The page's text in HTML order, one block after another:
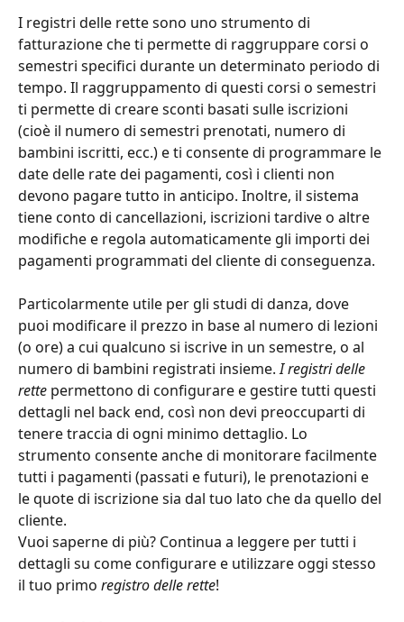
I registri delle rette sono uno strumento di
fatturazione che ti permette di raggruppare corsi o
semestri specifici durante un determinato periodo di
tempo. Il raggruppamento di questi corsi o semestri
ti permette di creare sconti basati sulle iscrizioni
(cioè il numero di semestri prenotati, numero di
bambini iscritti, ecc.) e ti consente di programmare le
date delle rate dei pagamenti, così i clienti non
devono pagare tutto in anticipo. Inoltre, il sistema
tiene conto di cancellazioni, iscrizioni tardive o altre
modifiche e regola automaticamente gli importi dei
pagamenti programmati del cliente di conseguenza.
Particolarmente utile per gli studi di danza, dove
puoi modificare il prezzo in base al numero di lezioni
(o ore) a cui qualcuno si iscrive in un semestre, o al
numero di bambini registrati insieme. I registri delle
rette permettono di configurare e gestire tutti questi
dettagli nel back end, così non devi preoccuparti di
tenere traccia di ogni minimo dettaglio. Lo
strumento consente anche di monitorare facilmente
tutti i pagamenti (passati e futuri), le prenotazioni e
le quote di iscrizione sia dal tuo lato che da quello del
cliente.
Vuoi saperne di più? Continua a leggere per tutti i
dettagli su come configurare e utilizzare oggi stesso
il tuo primo registro delle rette!